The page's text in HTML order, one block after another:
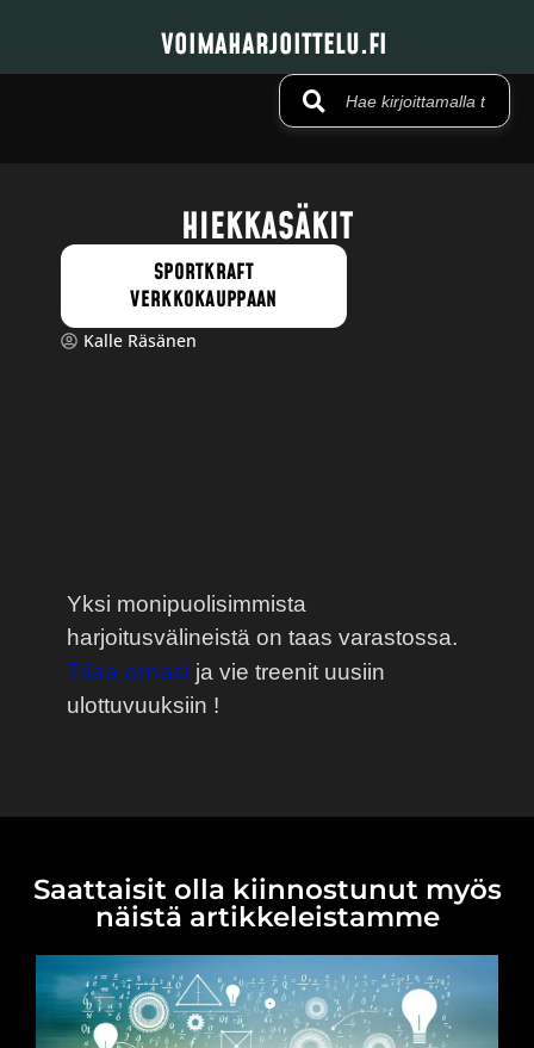
VOIMAHARJOITTELU.FI
HIEKKASÄKIT
SPORTKRAFT
VERKKOKAUPPAAN
Kalle Räsänen
Yksi monipuolisimmista
harjoitusvälineistä on taas varastossa.
Tilaa omasi ja vie treenit uusiin
ulottuvuuksiin !
Saattaisit olla kiinnostunut myös
näistä artikkeleistamme